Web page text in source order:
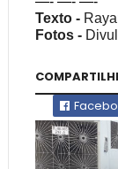
Texto -
Fotos -